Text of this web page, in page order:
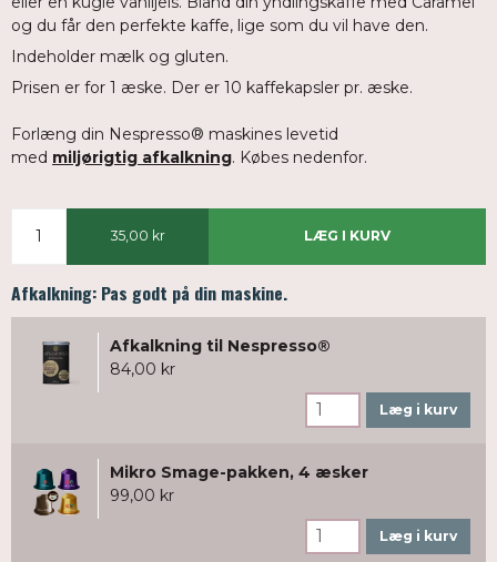
og du får den perfekte kaffe, lige som du vil have den.
Indeholder mælk og gluten.
Prisen er for 1 æske. Der er 10 kaffekapsler pr. æske.
Forlæng din Nespresso® maskines levetid
med miljørigtig afkalkning. Købes nedenfor.
LÆG I KURV
35,00 kr
Afkalkning: Pas godt på din maskine.
Afkalkning til Nespresso®
84,00 kr
Læg i kurv
Mikro Smage-pakken, 4 æsker
99,00 kr
Læg i kurv